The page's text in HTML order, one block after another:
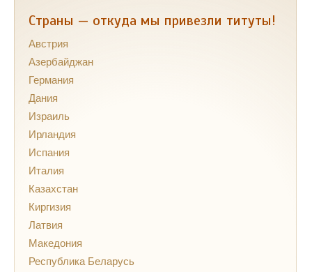
Страны — откуда мы привезли титуты!
Австрия
Азербайджан
Германия
Дания
Израиль
Ирландия
Испания
Италия
Казахстан
Киргизия
Латвия
Македония
Республика Беларусь